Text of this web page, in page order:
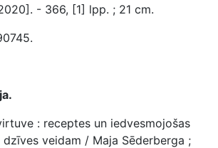
- 366, [1] lpp. ; 21 cm.
: receptes un iedvesmojošas
veidam / Maja Sēderberga ;